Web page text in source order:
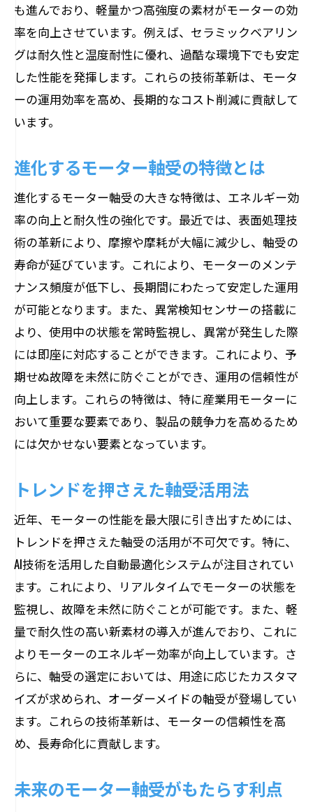
も進んでおり、軽量かつ高強度の素材がモーターの効
率を向上させています。例えば、セラミックベアリン
グは耐久性と温度耐性に優れ、過酷な環境下でも安定
した性能を発揮します。これらの技術革新は、モータ
ーの運用効率を高め、長期的なコスト削減に貢献して
います。
進化するモーター軸受の特徴とは
進化するモーター軸受の大きな特徴は、エネルギー効
率の向上と耐久性の強化です。最近では、表面処理技
術の革新により、摩擦や摩耗が大幅に減少し、軸受の
寿命が延びています。これにより、モーターのメンテ
ナンス頻度が低下し、長期間にわたって安定した運用
が可能となります。また、異常検知センサーの搭載に
より、使用中の状態を常時監視し、異常が発生した際
には即座に対応することができます。これにより、予
期せぬ故障を未然に防ぐことができ、運用の信頼性が
向上します。これらの特徴は、特に産業用モーターに
おいて重要な要素であり、製品の競争力を高めるため
には欠かせない要素となっています。
トレンドを押さえた軸受活用法
近年、モーターの性能を最大限に引き出すためには、
トレンドを押さえた軸受の活用が不可欠です。特に、
AI技術を活用した自動最適化システムが注目されてい
ます。これにより、リアルタイムでモーターの状態を
監視し、故障を未然に防ぐことが可能です。また、軽
量で耐久性の高い新素材の導入が進んでおり、これに
よりモーターのエネルギー効率が向上しています。さ
らに、軸受の選定においては、用途に応じたカスタマ
イズが求められ、オーダーメイドの軸受が登場してい
ます。これらの技術革新は、モーターの信頼性を高
め、長寿命化に貢献します。
未来のモーター軸受がもたらす利点